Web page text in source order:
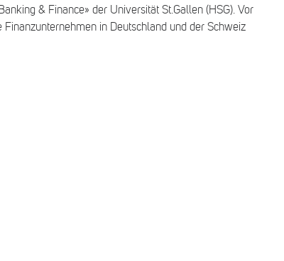
& Finance» der Universität St.Gallen (HSG). Vor
in Deutschland und der Schweiz